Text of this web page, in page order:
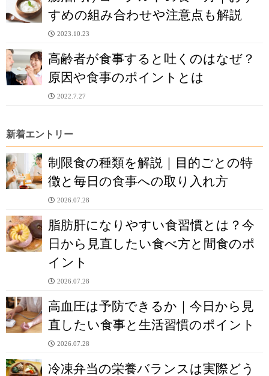
すめの組み合わせや注意点も解説
2023.10.23
高齢者が食事すると吐くのはなぜ？
原因や食事のポイントとは
2022.7.27
新着エントリー
制限食の種類を解説｜目的ごとの特
徴と毎日の食事への取り入れ方
2026.07.28
脂肪肝になりやすい食習慣とは？今
日から見直したい食べ方と間食のポ
イント
2026.07.28
高血圧は予防できるか｜今日から見
直したい食事と生活習慣のポイント
2026.07.28
冷凍弁当の栄養バランスは実際どう